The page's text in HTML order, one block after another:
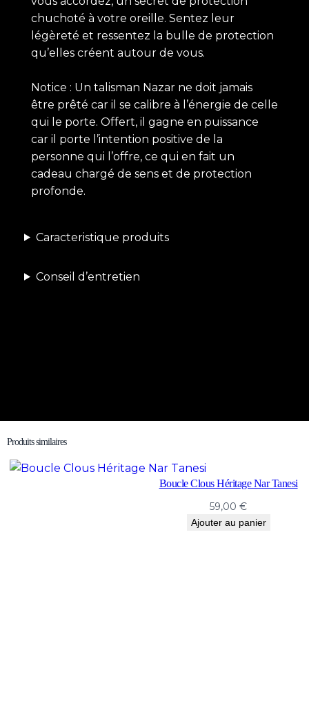
chuchoté à votre oreille. Sentez leur
légèreté et ressentez la bulle de protection
qu’elles créent autour de vous.
Notice : Un talisman Nazar ne doit jamais
être prêté car il se calibre à l’énergie de celle
qui le porte. Offert, il gagne en puissance
car il porte l’intention positive de la
personne qui l’offre, ce qui en fait un
cadeau chargé de sens et de protection
profonde.
Caracteristique produits
Conseil d’entretien
Produits similaires
Boucle Clous Héritage Nar Tanesi
59,00€
Ajouter au panier